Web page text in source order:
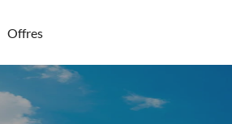
Offres